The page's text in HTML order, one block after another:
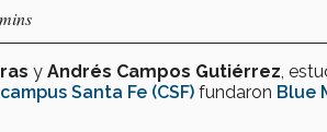
y Andrés Campos Gutiérrez ,
Santa Fe (CSF) fundaron Blue